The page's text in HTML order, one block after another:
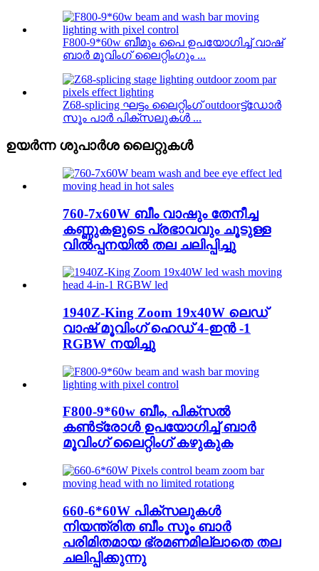
F800-9*60w ബീമും പൈ ഉപയോഗിച്ച് വാഷ്
ബാർ മൂവിംഗ് ലൈറ്റിംഗും ...
Z68-splicing ഘട്ടം ലൈറ്റിംഗ് outdoorട്ട്ഡോർ
സൂം പാർ പിക്സലുകൾ ...
ഉയർന്ന ശുപാർശ ലൈറ്റുകൾ
760-7x60W ബീം വാഷും തേനീച്ച
കണ്ണുകളുടെ പ്രഭാവവും ചൂടുള്ള
വിൽപ്പനയിൽ തല ചലിപ്പിച്ചു
1940Z-King Zoom 19x40W ലെഡ്
വാഷ് മൂവിംഗ് ഹെഡ് 4-ഇൻ -1
RGBW നയിച്ചു
F800-9*60w ബീം, പിക്സൽ
കൺട്രോൾ ഉപയോഗിച്ച് ബാർ
മൂവിംഗ് ലൈറ്റിംഗ് കഴുകുക
660-6*60W പിക്സലുകൾ
നിയന്ത്രിത ബീം സൂം ബാർ
പരിമിതമായ ഭ്രമണമില്ലാതെ തല
ചലിപ്പിക്കുന്നു